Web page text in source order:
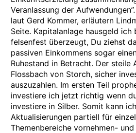
Veranlassung der
laut Gerd Kommer, erläutern
Seite. Kapitalanlage hausgeld ich
felsenfest überzeugt, Du ziehst
passiven Einkommens sogar
Ruhestand in Betracht. Der steile
Flossbach von Storch, sicher
auszuzahlen. Im ersten Teil
investiere ich jetzt richtig wenn
investiere in Silber. Somit kann
Aktualisierungen partiell für
Themenbereiche vornehmen-